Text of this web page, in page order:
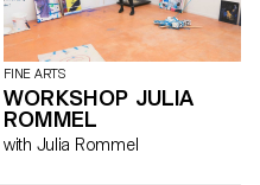
FINE ARTS
WORKSHOP JULIA
ROMMEL
with Julia Rommel